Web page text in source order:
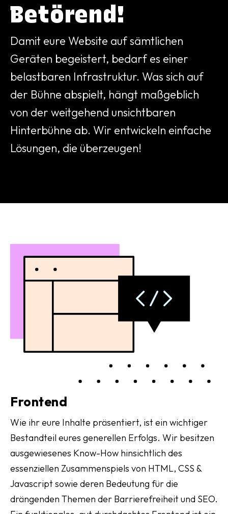
Betörend!
Damit eure Website auf sämtlichen
Geräten begeistert, bedarf es einer
belastbaren Infrastruktur. Was sich auf
der Bühne abspielt, hängt maßgeblich
von der weitgehend unsichtbaren
Hinterbühne ab. Wir entwickeln einfache
Lösungen, die überzeugen!
Frontend
Wie ihr eure Inhalte präsentiert, ist ein wichtiger
Bestandteil eures generellen Erfolgs. Wir besitzen
ausgewiesenes Know-How hinsichtlich des
essenziellen Zusammenspiels von HTML, CSS &
Javascript sowie deren Bedeutung für die
drängenden Themen der Barrierefreiheit und SEO.